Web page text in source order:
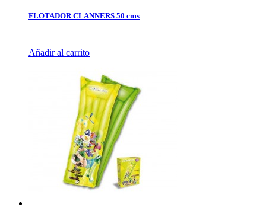
FLOTADOR CLANNERS 50 cms
Añadir al carrito